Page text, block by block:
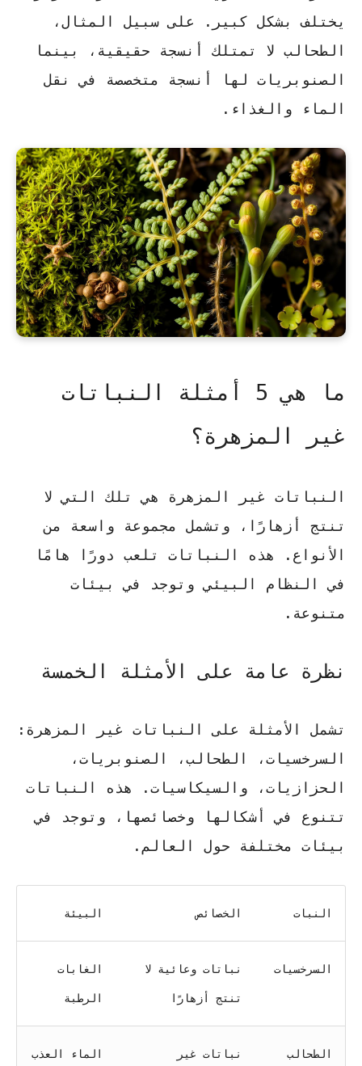
يختلف بشكل كبير. على سبيل المثال،
الطحالب لا تمتلك أنسجة حقيقية، بينما
الصنوبريات لها أنسجة متخصصة في نقل
الماء والغذاء.
ما هي 5 أمثلة النباتات
غير المزهرة؟
النباتات غير المزهرة هي تلك التي لا
تنتج أزهارًا، وتشمل مجموعة واسعة من
الأنواع. هذه النباتات تلعب دورًا هامًا
في النظام البيئي وتوجد في بيئات
متنوعة.
نظرة عامة على الأمثلة الخمسة
تشمل الأمثلة على النباتات غير المزهرة:
السرخسيات، الطحالب، الصنوبريات،
الحزازيات، والسيكاسيات. هذه النباتات
تتنوع في أشكالها وخصائصها، وتوجد في
بيئات مختلفة حول العالم.
النبات الخصائص البيئة
السرخسيات نباتات وعائية لا
تنتج أزهارًا
الغابات
الرطبة
الطحالب نباتات غير الماء العذب